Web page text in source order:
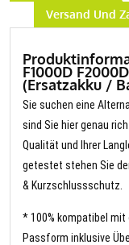
Versand Und
F1000D
(Ersatzakku /
Sie suchen eine
sind Sie hier genau
Qualität und Ihrer
getestet stehen Sie
& Kurzschlussschutz.
* 100% kompatibel
Passform inklusive